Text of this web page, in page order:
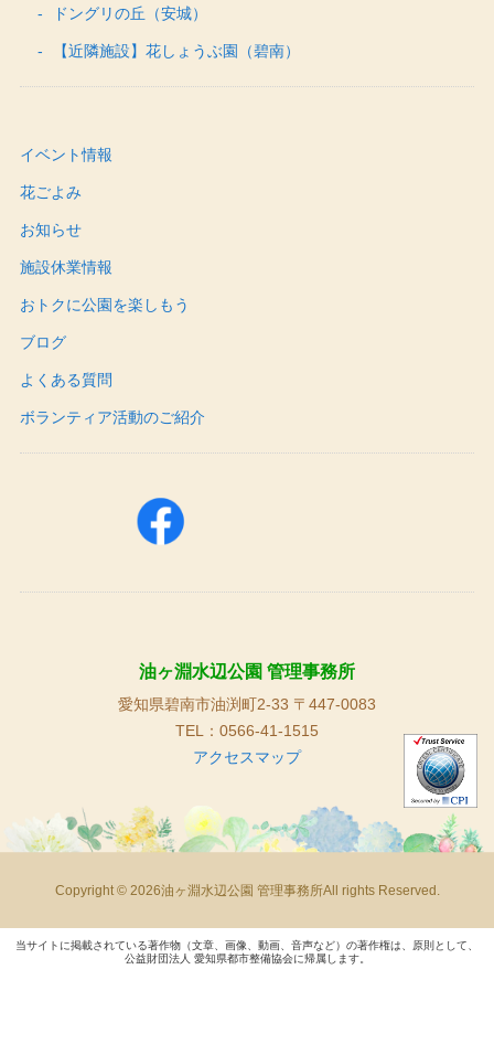
ドングリの丘（安城）
【近隣施設】花しょうぶ園（碧南）
イベント情報
花ごよみ
お知らせ
施設休業情報
おトクに公園を楽しもう
ブログ
よくある質問
ボランティア活動のご紹介
油ヶ淵水辺公園 管理事務所
愛知県碧南市油渕町2-33 〒447-0083
TEL：0566-41-1515
アクセスマップ
Copyright © 2026油ヶ淵水辺公園 管理事務所All rights Reserved.
当サイトに掲載されている著作物（文章、画像、動画、音声など）の著作権は、原則として、
公益財団法人 愛知県都市整備協会に帰属します。